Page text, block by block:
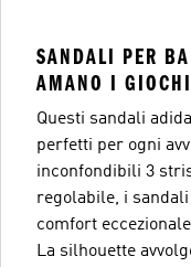
SANDALI PER
AMANO I
Questi sandali
perfetti per ogni
inconfondibili 3
regolabile, i
comfort
La silhouette